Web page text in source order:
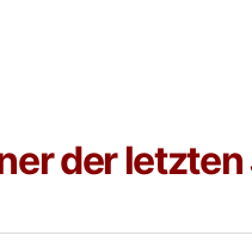
der letzten